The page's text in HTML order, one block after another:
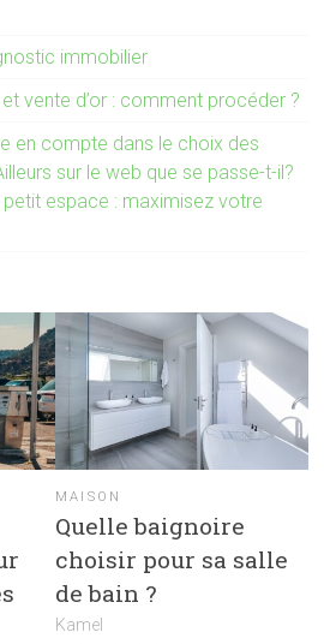
immobilier
vente d’or : comment procéder ?
en compte dans le choix des
sur le web que se passe-t-il?
espace : maximisez votre
MAISON
Quelle baignoire
choisir pour sa salle
de bain ?
Kamel